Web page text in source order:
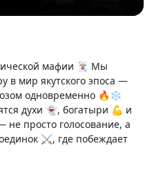
мафии 🃏 Мы
в мир якутского эпоса —
одновременно 🔥❄️
духи 👻, богатыри 💪 и
просто голосование, а
⚔️, где побеждает